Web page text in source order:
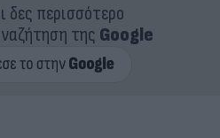
δες περισσότερο
της Google